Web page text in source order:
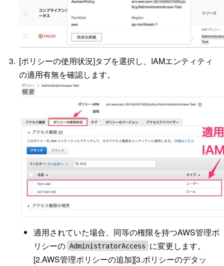
[ポリシーの使用状況]タブを選択し、IAMエンティティ
の適用有無を確認します。
適用されていた場合、同等の権限を持つAWS管理ポ
リシーの AdministratorAccess
に変更します。
[2.AWS管理ポリシーの追加][3.ポリシーのデタッ